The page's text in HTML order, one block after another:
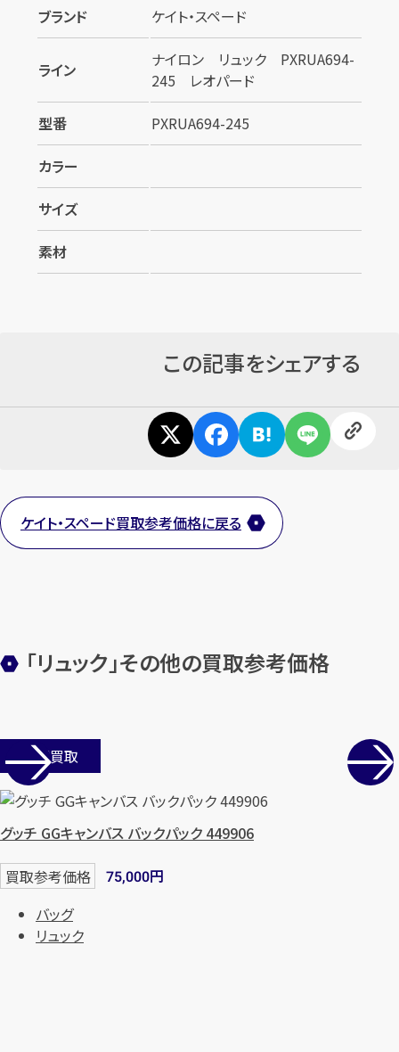
カンタン 無料
最短1分！今すぐ査定金額をお伝えいた
始除く)
メールで無料相談する
ブランド
ケイト・スペード
ライン
ナイロン リュック PXRUA694-
245 レオパード
型番
PXRUA694-245
カラー
サイズ
素材
この記事をシェアする
ケイト・スペード買取参考価格に戻る
「リュック」その他の買取参考価格
店舗買取
グッチ GGキャンバス バックパック 449906
買取参考価格 75,000円
バッグ
リュック